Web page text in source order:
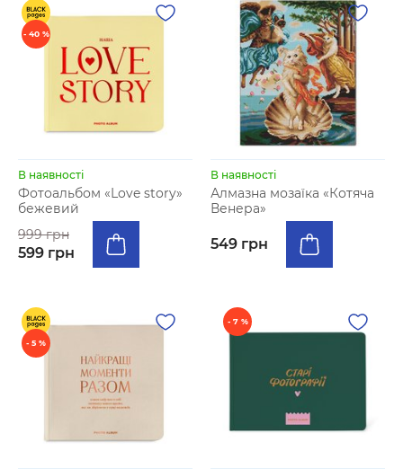
- 40 %
В наявності
Фотоальбом «Love story»
бежевий
999 грн
599 грн
В наявності
Алмазна мозаїка «Котяча
Венера»
549 грн
- 5 %
- 7 %